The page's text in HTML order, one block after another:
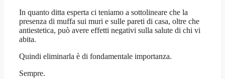
In quanto ditta esperta ci teniamo a sottolineare che la
presenza di muffa sui muri e sulle pareti di casa, oltre che
antiestetica, può avere effetti negativi sulla salute di chi vi
abita.
Quindi eliminarla è di fondamentale importanza.
Sempre.